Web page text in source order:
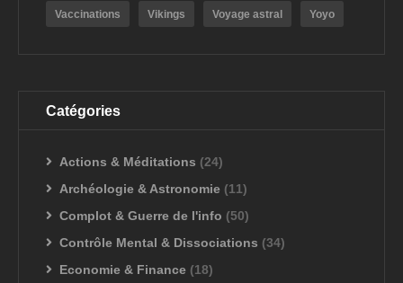
Vaccinations Vikings Voyage astral Yoyo
Catégories
Actions & Méditations (24)
Archéologie & Astronomie (11)
Complot & Guerre de l'info (50)
Contrôle Mental & Dissociations (34)
Economie & Finance (18)